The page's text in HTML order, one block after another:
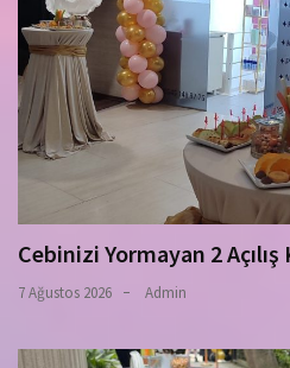
Cebinizi Yormayan 2
7 Ağustos 2026 Admin